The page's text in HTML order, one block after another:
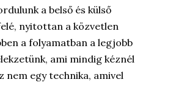
a belső és külső
nyitottan a közvetlen
a folyamatban a legjobb
ami mindig kéznél
nem egy technika, amivel